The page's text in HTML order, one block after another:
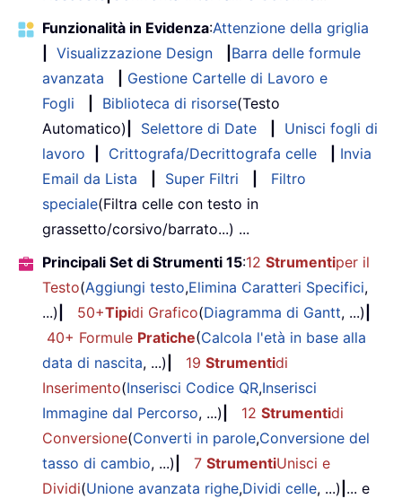
Funzionalità in Evidenza:Attenzione della griglia
Visualizzazione Design
Barra delle formule
avanzata
Gestione Cartelle di Lavoro e
Fogli
Biblioteca di risorse(Testo
Automatico)
Selettore di Date
Unisci fogli di
lavoro
Crittografa/Decrittografa celle
Invia
Email da Lista
Super Filtri
Filtro
speciale(Filtra celle con testo in
grassetto/corsivo/barrato...) ...
Principali Set di Strumenti 15:12 Strumentiper il
Testo(Aggiungi testo,Elimina Caratteri Specifici,
...)
50+Tipidi Grafico(Diagramma di Gantt, ...)
40+ Formule Pratiche(Calcola l'età in base alla
data di nascita, ...) 19 Strumentidi
Inserimento(Inserisci Codice QR,Inserisci
Immagine dal Percorso, ...) 12 Strumentidi
Conversione(Converti in parole,Conversione del
tasso di cambio, ...) 7 StrumentiUnisci e
Dividi(Unione avanzata righe,Dividi celle, ...) ... e